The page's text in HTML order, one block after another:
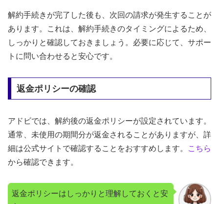
解約手続きが完了した後も、次回の請求が発生することが
あります。これは、解約手続きのタイミングによるため、
しっかりと確認しておきましょう。必要に応じて、サポー
トに問い合わせると安心です。
返金ポリシーの確認
アドビでは、解約後の返金ポリシーが設定されています。
通常、未使用の期間分が返金されることがありますが、詳
細は公式サイトで確認することをおすすめします。
こちら
から確認できます。
返金ポリシーはしっかりと理解しておくと安